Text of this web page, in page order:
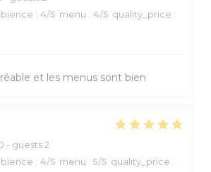
: 4/5 menu : 4/5 quality_price :
et les menus sont bien
- guests 2
: 4/5 menu : 5/5 quality_price :